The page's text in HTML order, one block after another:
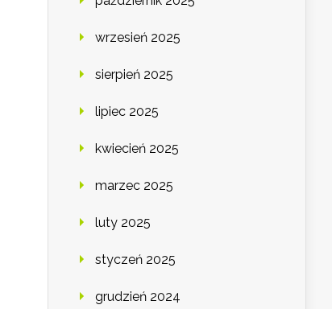
wrzesień 2025
sierpień 2025
lipiec 2025
kwiecień 2025
marzec 2025
luty 2025
styczeń 2025
grudzień 2024